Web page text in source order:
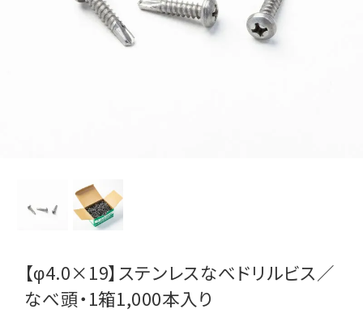
【φ4.0×19】ステンレスなべドリルビス／
なべ頭・1箱1,000本入り